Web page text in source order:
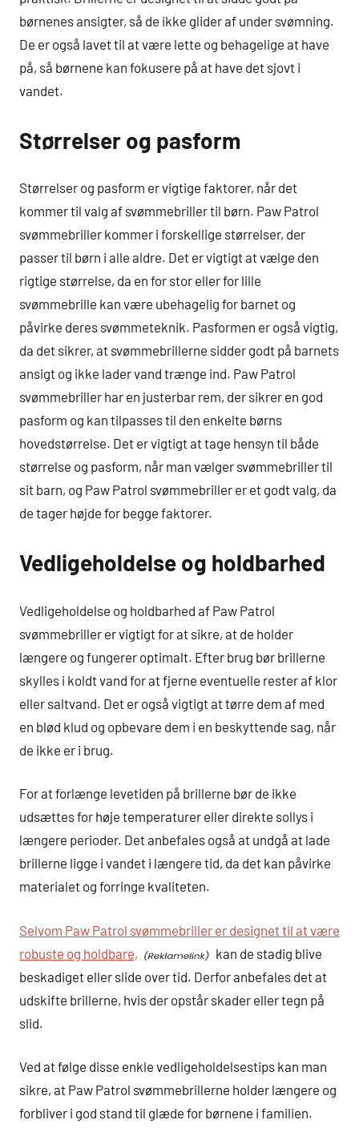
børnenes ansigter, så de ikke glider af under svømning.
De er også lavet til at være lette og behagelige at have
på, så børnene kan fokusere på at have det sjovt i
vandet.
Størrelser og pasform
Størrelser og pasform er vigtige faktorer, når det
kommer til valg af svømmebriller til børn. Paw Patrol
svømmebriller kommer i forskellige størrelser, der
passer til børn i alle aldre. Det er vigtigt at vælge den
rigtige størrelse, da en for stor eller for lille
svømmebrille kan være ubehagelig for barnet og
påvirke deres svømmeteknik. Pasformen er også vigtig,
da det sikrer, at svømmebrillerne sidder godt på barnets
ansigt og ikke lader vand trænge ind. Paw Patrol
svømmebriller har en justerbar rem, der sikrer en god
pasform og kan tilpasses til den enkelte børns
hovedstørrelse. Det er vigtigt at tage hensyn til både
størrelse og pasform, når man vælger svømmebriller til
sit barn, og Paw Patrol svømmebriller er et godt valg, da
de tager højde for begge faktorer.
Vedligeholdelse og holdbarhed
Vedligeholdelse og holdbarhed af Paw Patrol
svømmebriller er vigtigt for at sikre, at de holder
længere og fungerer optimalt. Efter brug bør brillerne
skylles i koldt vand for at fjerne eventuelle rester af klor
eller saltvand. Det er også vigtigt at tørre dem af med
en blød klud og opbevare dem i en beskyttende sag, når
de ikke er i brug.
For at forlænge levetiden på brillerne bør de ikke
udsættes for høje temperaturer eller direkte sollys i
længere perioder. Det anbefales også at undgå at lade
brillerne ligge i vandet i længere tid, da det kan påvirke
materialet og forringe kvaliteten.
Selvom Paw Patrol svømmebriller er designet til at være
robuste og holdbare,
kan de stadig blive
beskadiget eller slide over tid. Derfor anbefales det at
udskifte brillerne, hvis der opstår skader eller tegn på
slid.
Ved at følge disse enkle vedligeholdelsestips kan man
sikre, at Paw Patrol svømmebrillerne holder længere og
forbliver i god stand til glæde for børnene i familien.